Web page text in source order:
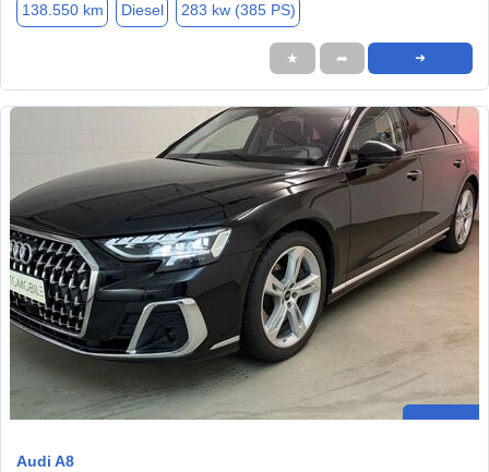
138.550 km Diesel 283 kw (385 PS)
★ ➦ ➜
Audi A8